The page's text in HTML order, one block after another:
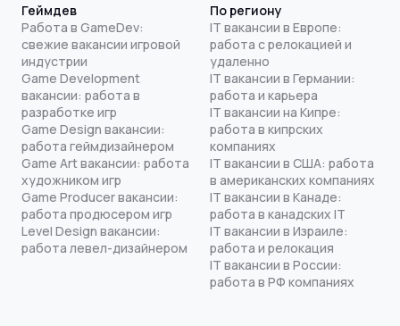
Геймдев
Работа в GameDev:
свежие вакансии игровой
индустрии
Game Development
вакансии: работа в
разработке игр
Game Design вакансии:
работа геймдизайнером
Game Art вакансии: работа
художником игр
Game Producer вакансии:
работа продюсером игр
Level Design вакансии:
работа левел-дизайнером
По региону
IT вакансии в Европе:
работа с релокацией и
удаленно
IT вакансии в Германии:
работа и карьера
IT вакансии на Кипре:
работа в кипрских
компаниях
IT вакансии в США: работа
в американских компаниях
IT вакансии в Канаде:
работа в канадских IT
IT вакансии в Израиле:
работа и релокация
IT вакансии в России:
работа в РФ компаниях